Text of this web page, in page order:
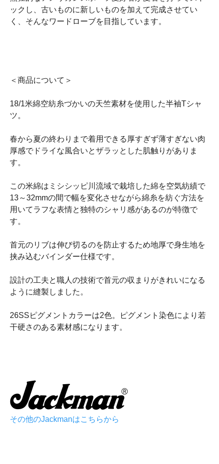
ックし、古いものに新しいものを加えて完成させてい
く、そんなワードローブを目指しています。
＜商品について＞
18/1米綿空紡糸づかいの天竺素材を使用した半袖Tシャ
ツ。
春から夏の終わりまで着用できる厚すぎず薄すぎない肉
厚感でドライな風合いとザラッとした肌触りがありま
す。
この米綿はミシシッピ川流域で栽培した綿を空気紡績で
13～32mmの間で幅を変化させながら綿糸を紡ぐ方法を
用いてラフな表情と独特のシャリ感があるのが特徴で
す。
首元のリブは伸び切るのを防止するため地厚で身生地を
挟み込むバインダー仕様です。
設計の工夫と職人の技術で首元の収まりがきれいになる
ように縫製しました。
26SSピグメントカラーは2色。ピグメント染色により若
干硬さのある素材感になります。
その他のJackmanはこちらから